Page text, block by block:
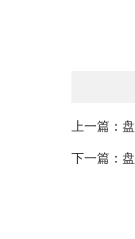
上一篇：
下一篇：